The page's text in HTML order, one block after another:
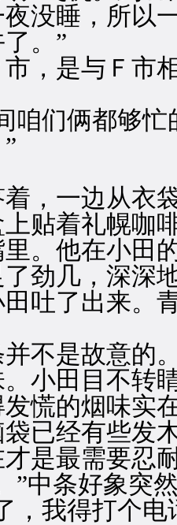
没睡，所以
。”
是与Ｆ市相
们俩都够忙
一边从衣袋
贴着礼幌咖
。他在小田
劲几，深深
吐了出来。
是故意的。
小田目不转
慌的烟味实
经有些发木
是最需要忍
条好象突然
，我得打个